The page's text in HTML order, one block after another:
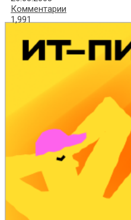
Комментарии
1,991